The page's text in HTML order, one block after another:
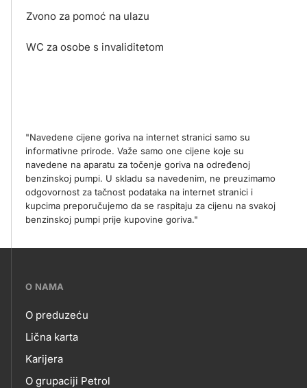
Zvono za pomoć na ulazu
WC za osobe s invaliditetom
"Navedene cijene goriva na internet stranici samo su
informativne prirode. Važe samo one cijene koje su
navedene na aparatu za točenje goriva na određenoj
benzinskoj pumpi. U skladu sa navedenim, ne preuzimamo
odgovornost za tačnost podataka na internet stranici i
kupcima preporučujemo da se raspitaju za cijenu na svakoj
benzinskoj pumpi prije kupovine goriva."
???
skupno.footer-
title???
O NAMA
O
NAMA
O preduzeću
Lična karta
Karijera
O grupaciji Petrol